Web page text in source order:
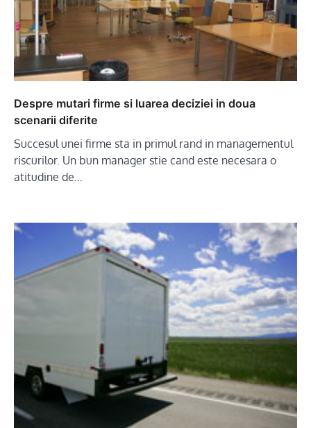
Despre mutari firme si luarea deciziei in doua
scenarii diferite
Succesul unei firme sta in primul rand in managementul
riscurilor. Un bun manager stie cand este necesara o
atitudine de…